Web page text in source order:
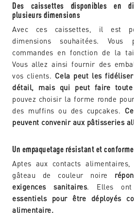
Des caissettes disponibles en
plusieurs dimensions
Avec ces caissettes, il est
dimensions souhaitées.
commandes en fonction de la
Vous allez ainsi fournir des
vos clients. Cela peut les
détail, mais qui peut faire
pouvez choisir la forme ronde
des muffins ou des cupcakes.
peuvent convenir aux pâtisseries
Un empaquetage résistant et
Aptes aux contacts
gâteau de couleur noire
exigences sanitaires. Elles ont
essentiels pour être déployés
alimentaire.